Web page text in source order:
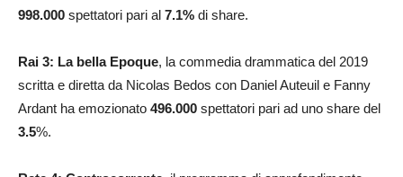
998.000 spettatori pari al 7.1% di share.
Rai 3: La bella Epoque, la commedia drammatica del 2019
scritta e diretta da Nicolas Bedos con Daniel Auteuil e Fanny
Ardant ha emozionato 496.000 spettatori pari ad uno share del
3.5%.